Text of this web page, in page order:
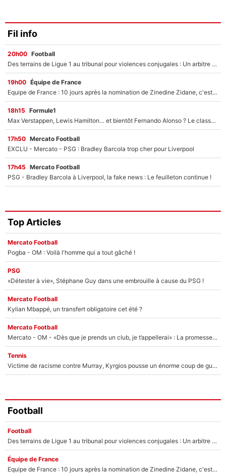
Fil info
20h00 Football
Des terrains de Ligue 1 au tribunal pour violences conjugales : Un arbitre français encourt une peine de 18 mois de prison !
19h00 Équipe de France
Equipe de France : 10 jours après la nomination de Zinedine Zidane, c'est au tour de son fils de prendre un nouveau départ !
18h15 Formule1
Max Verstappen, Lewis Hamilton… et bientôt Fernando Alonso ? Le classement des pilotes les mieux payés en Formule 1 risque de changer !
17h50 Mercato Football
EXCLU - Mercato - PSG : Bradley Barcola trop cher pour Liverpool
17h45 Mercato Football
PSG - Bradley Barcola à Liverpool, la fake news : Le feuilleton continue !
Top Articles
Mercato Football
Pogba - OM : Voilà l'homme qui a tout gâché !
PSG
«Détester à vie», Stéphane Guy dans une embrouille à cause du PSG !
Mercato Football
Kylian Mbappé, un transfert obligatoire cet été ?
Mercato Football
Mercato - OM - «Dès que je prends un club, je t’appellerai» : La promesse de Marcelino au moment de claquer la porte
Tennis
Victime de racisme contre Murray, Kyrgios pousse un énorme coup de gueule !
Football
Football
Des terrains de Ligue 1 au tribunal pour violences conjugales : Un arbitre français encourt une peine de 18 mois de prison !
Équipe de France
Equipe de France : 10 jours après la nomination de Zinedine Zidane, c'est au tour de son fils de prendre un nouveau départ !